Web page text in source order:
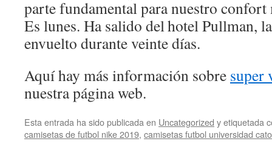
parte fundamental para nuestro confort
Es lunes. Ha salido del hotel Pullman,
envuelto durante veinte días.
Aquí hay más información sobre super
nuestra página web.
Esta entrada ha sido publicada en Uncategorized y etiquetada
camisetas de futbol nike 2019, camisetas futbol universidad